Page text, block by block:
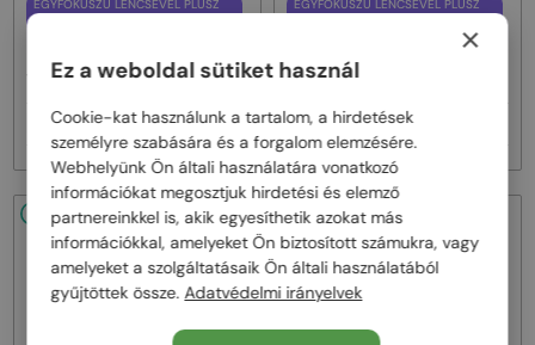
EGYFÓKUSZÚ LENCSÉVEL PLUSZ
VPP036S ICON - 0579 - 54
86 000 Ft
EGYFÓKUSZÚ LENCSÉVEL PLUSZ
VPP068S QUEEN - 0V64 - 57
86 000 Ft
48/72 48/72
×
Ez a weboldal sütiket használ
Cookie-kat használunk a tartalom, a hirdetések
személyre szabására és a forgalom elemzésére.
Webhelyünk Ön általi használatára vonatkozó
információkat megosztjuk hirdetési és elemző
partnereinkkel is, akik egyesíthetik azokat más
információkkal, amelyeket Ön biztosított számukra, vagy
amelyeket a szolgáltatásaik Ön általi használatából
gyűjtöttek össze.Adatvédelmi irányelvek